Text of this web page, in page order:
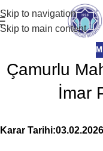
Skip to navigation
Skip to main content
Çamurlu
İmar
Karar